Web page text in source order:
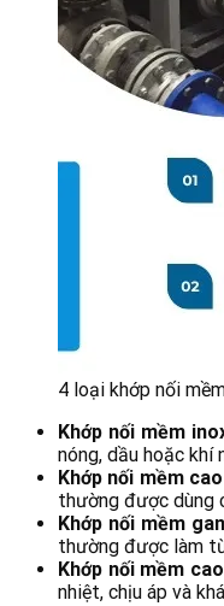
4 loại khớp nối
Khớp nối mềm
nóng, dầu hoặc khí
Khớp nối mềm
thường được dùng
Khớp nối mềm
thường được làm
Khớp nối mềm
nhiệt, chịu áp và